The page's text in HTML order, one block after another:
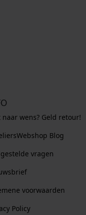
naar wens? Geld retour!
Blog
vragen
voorwaarden
Policy